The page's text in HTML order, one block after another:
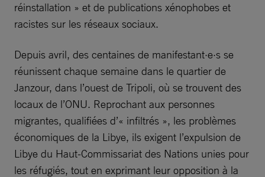
réinstallation » et de publications xénophobes et
racistes sur les réseaux sociaux.
Depuis avril, des centaines de manifestant·e·s se
réunissent chaque semaine dans le quartier de
Janzour, dans l’ouest de Tripoli, où se trouvent des
locaux de l’ONU. Reprochant aux personnes
migrantes, qualifiées d’« infiltrés », les problèmes
économiques de la Libye, ils exigent l’expulsion de
Libye du Haut-Commissariat des Nations unies pour
les réfugiés, tout en exprimant leur opposition à la